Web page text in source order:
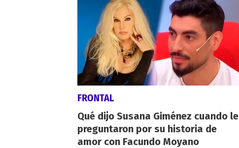
FRONTAL
Qué dijo Susana Giménez cuando le
preguntaron por su historia de
amor con Facundo Moyano